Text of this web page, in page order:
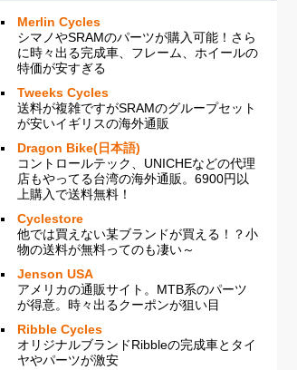
Merlin Cycles
シマノやSRAMのパーツが購入可能！さら
に時々出る完成車、フレーム、ホイールの
特価が安すぎる
Tweeks Cycles
送料が複雑ですがSRAMのグループセット
が安いイギリスの海外通販
Dragon Bike(日本語)
コントロールテック、UNICHEなどの代理
店もやってる台湾の海外通販。6900円以
上購入で送料無料！
Cyclestore
他では買えない某ブランドが買える！？小
物の送料が無料ってのも凄い～
Jenson USA
アメリカの通販サイト。MTB系のパーツ
が得意。時々出るクーポンが狙い目
Ribble Cycles
オリジナルブランドRibbleの完成車とタイ
ヤやパーツが激安